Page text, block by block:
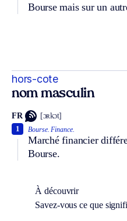
Bourse mais sur un
hors-cote
nom masculin
FR [ɔʀkɔt]
Bourse. Finance.
Marché financier
Bourse.
1
À découvrir
Savez-vous ce que